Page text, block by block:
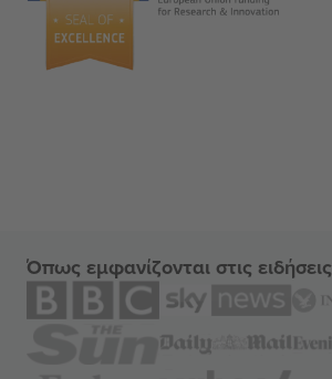
Όπως εμφανίζονται στις ειδήσεις